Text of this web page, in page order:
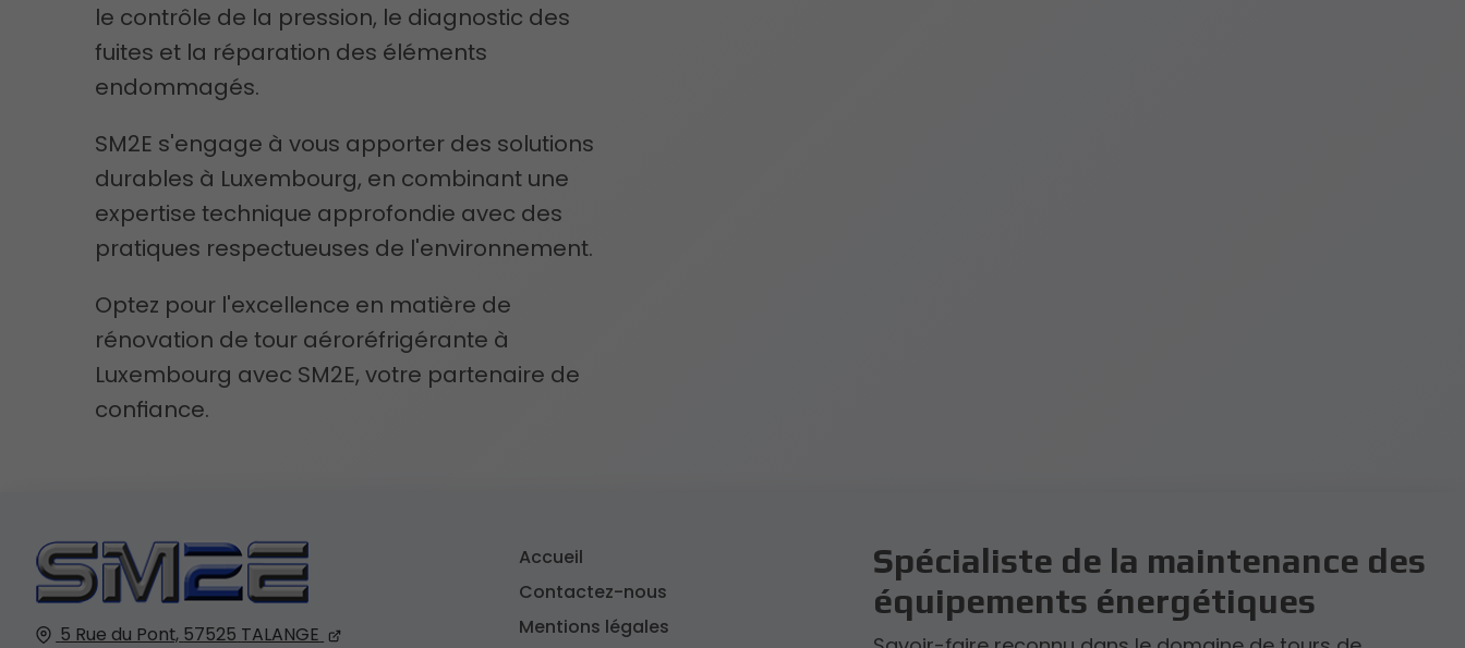
le contrôle de la pression, le diagnostic des
fuites et la réparation des éléments
endommagés.
SM2E s'engage à vous apporter des solutions
durables à Luxembourg, en combinant une
expertise technique approfondie avec des
pratiques respectueuses de l'environnement.
Optez pour l'excellence en matière de
rénovation de tour aéroréfrigérante à
Luxembourg avec SM2E, votre partenaire de
confiance.
5 Rue du Pont, 57525 TALANGE
Accueil
Contactez-nous
Mentions légales
Spécialiste de la maintenance des
équipements énergétiques